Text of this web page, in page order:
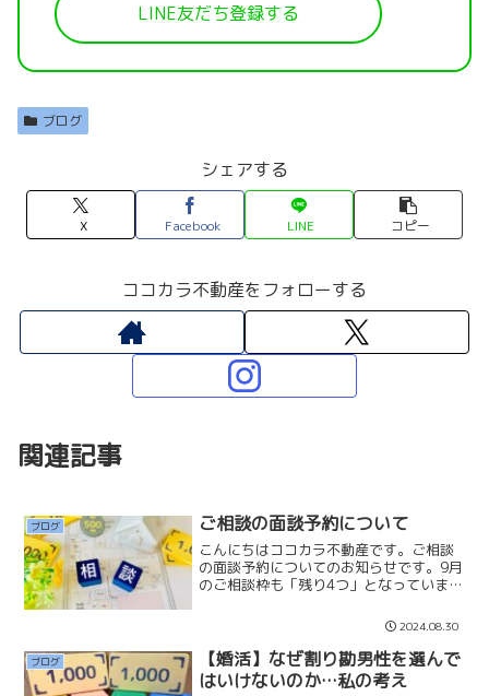
LINE友だち登録する
ブログ
シェアする
X Facebook LINE コピー
ココカラ不動産をフォローする
関連記事
ブログ ご相談の面談予約について
こんにちはココカラ不動産です。ご相談
の面談予約についてのお知らせです。9月
のご相談枠も「残り4つ」となっていま
ゃると思いますが、少しお待ちいただく
ことになります。10月は沢山空いており
ますので、何卒よろし...
2024.08.30
ブログ
【婚活】なぜ割り勘男性を選んで
はいけないのか…私の考え